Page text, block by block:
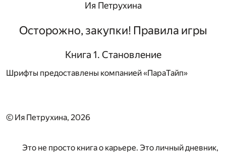
Ия Петрухина
Осторожно, закупки! Правила игры
Книга 1. Становление
Шрифты предоставлены компанией «ПараТайп»
© Ия Петрухина, 2026
Это не просто книга о карьере. Это личный дневник,